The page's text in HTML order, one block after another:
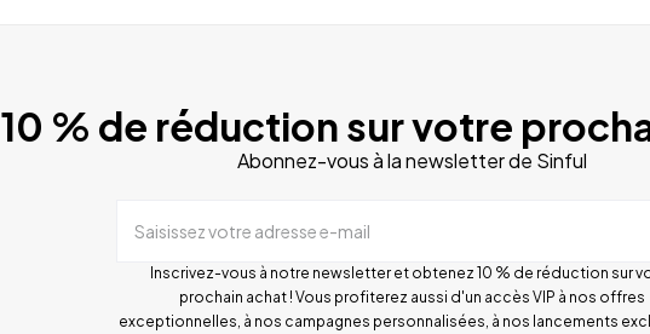
10 % de réduction sur votre
Abonnez-vous à la newsletter de Sinful
Saisissez votre adresse e-mail
Inscrivez-vous à notre newsletter et obtenez 10 % de réduction sur
prochain achat ! Vous profiterez aussi d'un accès VIP à nos offres
exceptionnelles, à nos campagnes personnalisées, à nos lancements